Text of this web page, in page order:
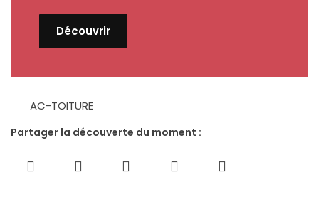
Découvrir
AC-TOITURE
Partager la découverte du moment :